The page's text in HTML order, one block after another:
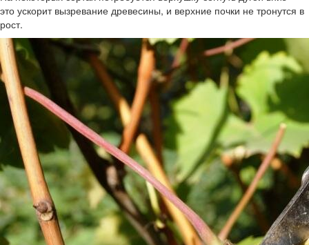
это ускорит вызревание древесины, и верхние почки не тронутся в
рост.